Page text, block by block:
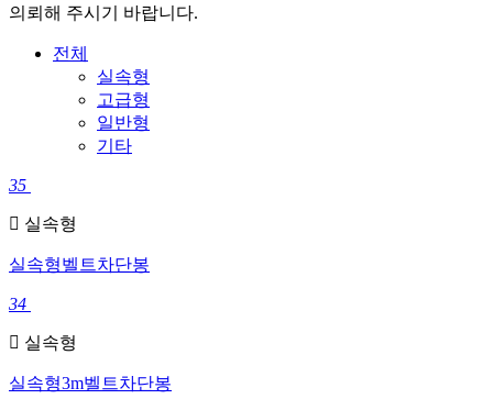
의뢰해 주시기 바랍니다.
전체
실속형
고급형
일반형
기타
35
실속형
실속형벨트차단봉
34
실속형
실속형3m벨트차단봉